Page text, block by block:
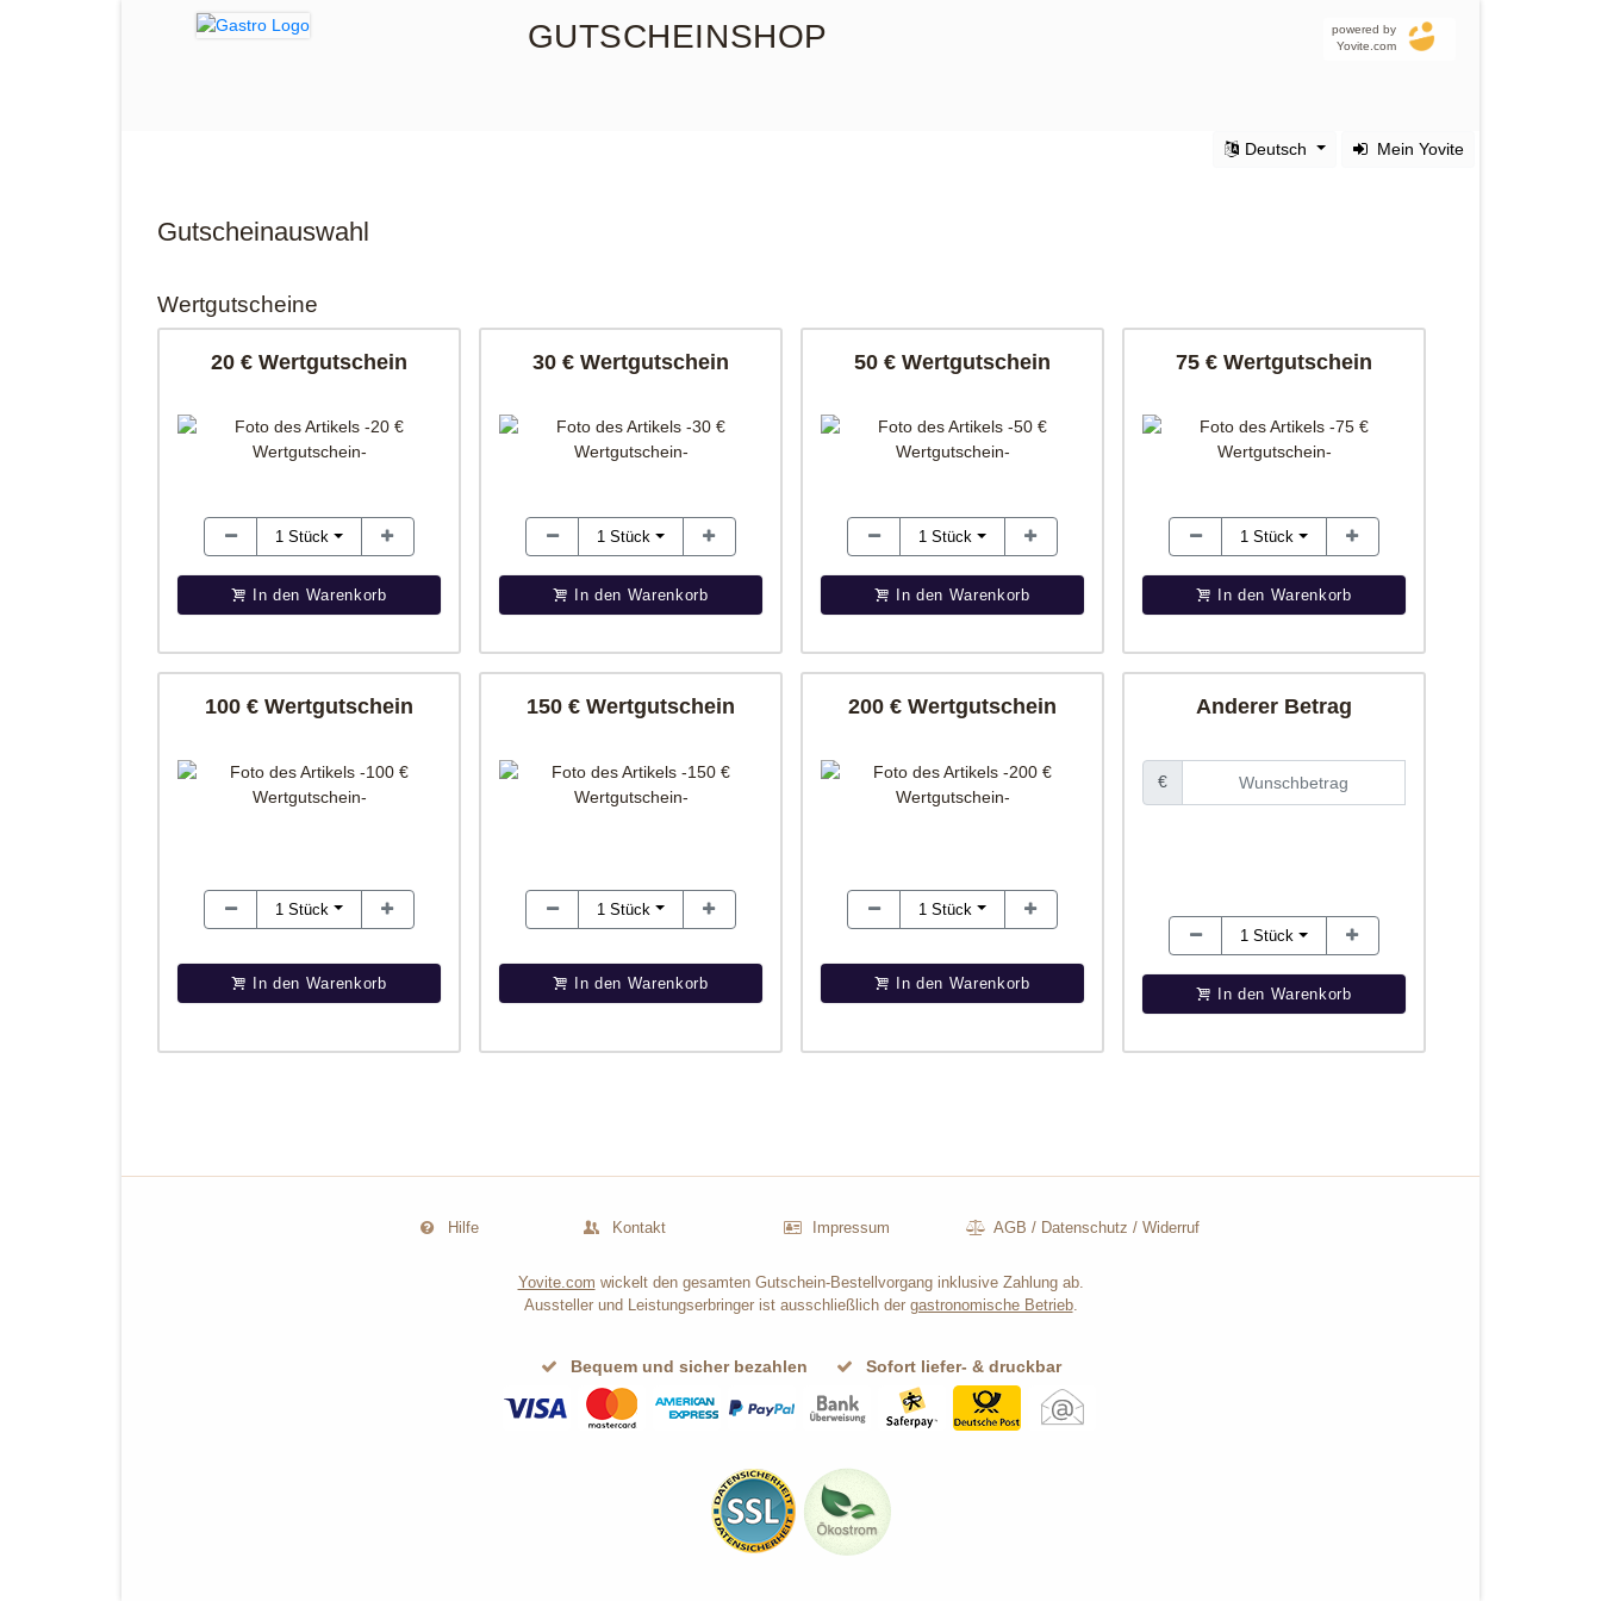
GUTSCHEINSHOP
powered by
Yovite.com
Mein Yovite
Deutsch
Gutscheinauswahl
Wertgutscheine
20 € Wertgutschein
1Stück
In den Warenkorb
30 € Wertgutschein
1Stück
In den Warenkorb
50 € Wertgutschein
1Stück
In den Warenkorb
75 € Wertgutschein
1Stück
In den Warenkorb
100 € Wertgutschein
1Stück
In den Warenkorb
150 € Wertgutschein
1Stück
In den Warenkorb
200 € Wertgutschein
1Stück
In den Warenkorb
Anderer Betrag
€
1Stück
In den Warenkorb
Hilfe Kontakt Impressum AGB / Datenschutz /Widerruf
Yovite.com wickelt den gesamten Gutschein-Bestellvorgang inklusive Zahlung ab.
Aussteller und Leistungserbringer ist ausschließlich der gastronomische Betrieb.
Bequem und sicher bezahlen Sofort liefer- & druckbar